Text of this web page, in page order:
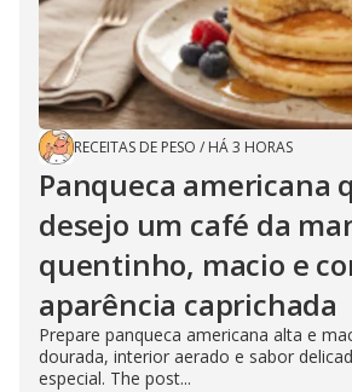
RECEITAS DE PESO / HÁ 3 HORAS
Panqueca americana
desejo um café da
quentinho, macio e
aparência caprichada
Prepare panqueca americana alta e
dourada, interior aerado e sabor
especial. The post...